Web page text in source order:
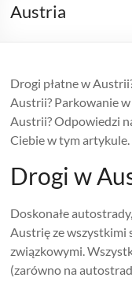
Austria
Drogi płatne w
Austrii? Parkowanie
Austrii? Odpowiedzi
Ciebie w tym artykule.
Drogi w
Doskonałe
Austrię ze wszystkimi
związkowymi.
(zarówno na